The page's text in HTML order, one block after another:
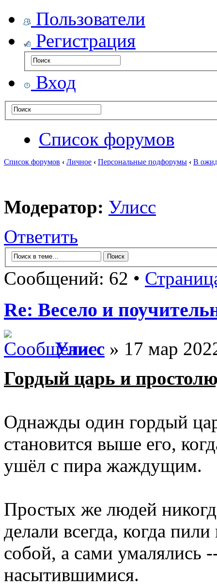
Пользователи
Регистрация
Вход
Список форумов
Список форумов ‹ Личное ‹ Персональные подфорумы ‹ В
Модератор: Улисс
Ответить
Сообщений: 62 •
Re: Весело и
Улисс » 17 мар
Гордый царь и
Однажды один гордый
становится выше его,
ушёл с пира жаждущим.
Простых же людей
делали всегда, когда
собой, а сами умалялись
насытившимися.